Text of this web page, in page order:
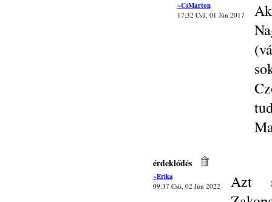
~CsMarton
17:32 Csü, 01 Jún 2017
érdeklődés
~Erika
09:37 Csü, 02 Jún 2022
Azt